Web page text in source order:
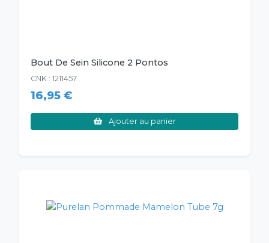
Bout De Sein Silicone 2 Pontos
CNK : 1211457
16,95 €
Ajouter au panier